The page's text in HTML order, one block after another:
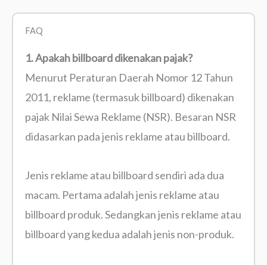
FAQ
1. Apakah billboard dikenakan pajak?
Menurut Peraturan Daerah Nomor 12 Tahun
2011, reklame (termasuk billboard) dikenakan
pajak Nilai Sewa Reklame (NSR). Besaran NSR
didasarkan pada jenis reklame atau billboard.
Jenis reklame atau billboard sendiri ada dua
macam. Pertama adalah jenis reklame atau
billboard produk. Sedangkan jenis reklame atau
billboard yang kedua adalah jenis non-produk.